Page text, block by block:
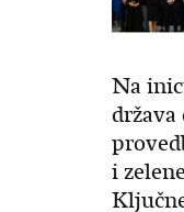
Na
država
i